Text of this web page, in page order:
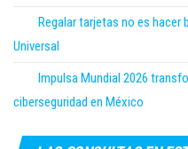
Regalar tarjetas no es hacer
Universal
Impulsa Mundial 2026
ciberseguridad en México